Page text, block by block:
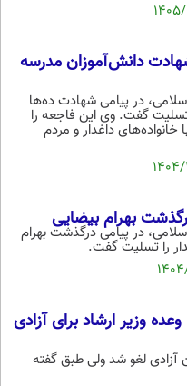
دانش‌آموزان مدرسه
در پیامی شهادت ده‌ها
گفت. وی این فاجعه را
داغدار و مردم
بهرام بیضایی
در پیامی درگذشت بهرام
را تسلیت گفت.
وزیر ارشاد برای آزادی
لغو شد ولی طبق گفته